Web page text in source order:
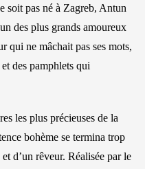
soit pas né à Zagreb, Antun
des plus grands amoureux
qui ne mâchait pas ses mots,
des pamphlets qui
les plus précieuses de la
bohème se termina trop
d’un rêveur. Réalisée par le